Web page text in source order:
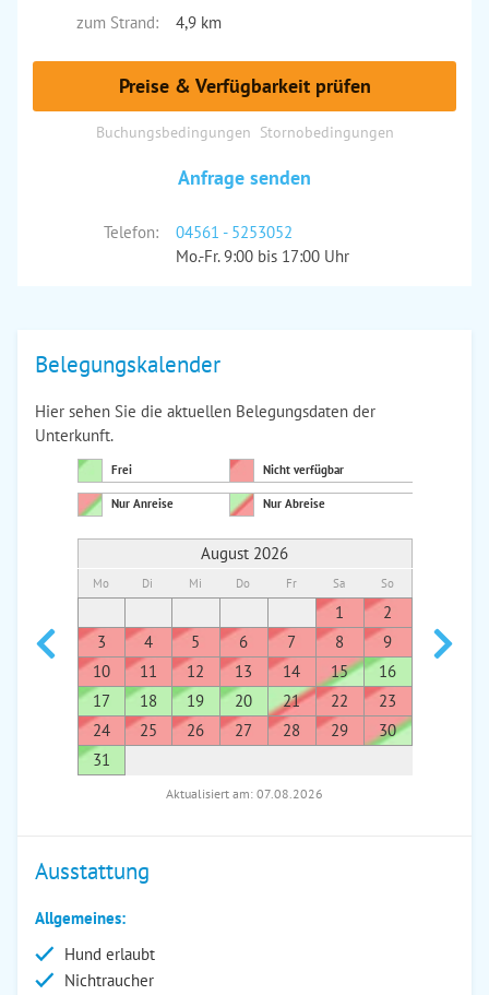
zum Strand:
4,9 km
Preise & Verfügbarkeit prüfen
Buchungsbedingungen Stornobedingungen
Anfrage senden
Telefon:
04561 - 5253052
Mo.-Fr. 9:00 bis 17:00 Uhr
Belegungskalender
Hier sehen Sie die aktuellen Belegungsdaten der
Unterkunft.
Frei Nicht verfügbar
Nur Anreise Nur Abreise
August 2026
Mo Di Mi Do Fr Sa So
1
2
3
4 5 6 7 8
9
10
11 12 13 14 15
16
17
18 19 20 21 22
23
24
25 26 27 28 29
30
31
7
Aktualisiert am: 07.08.2026
Ausstattung
Allgemeines:
Hund erlaubt
Nichtraucher